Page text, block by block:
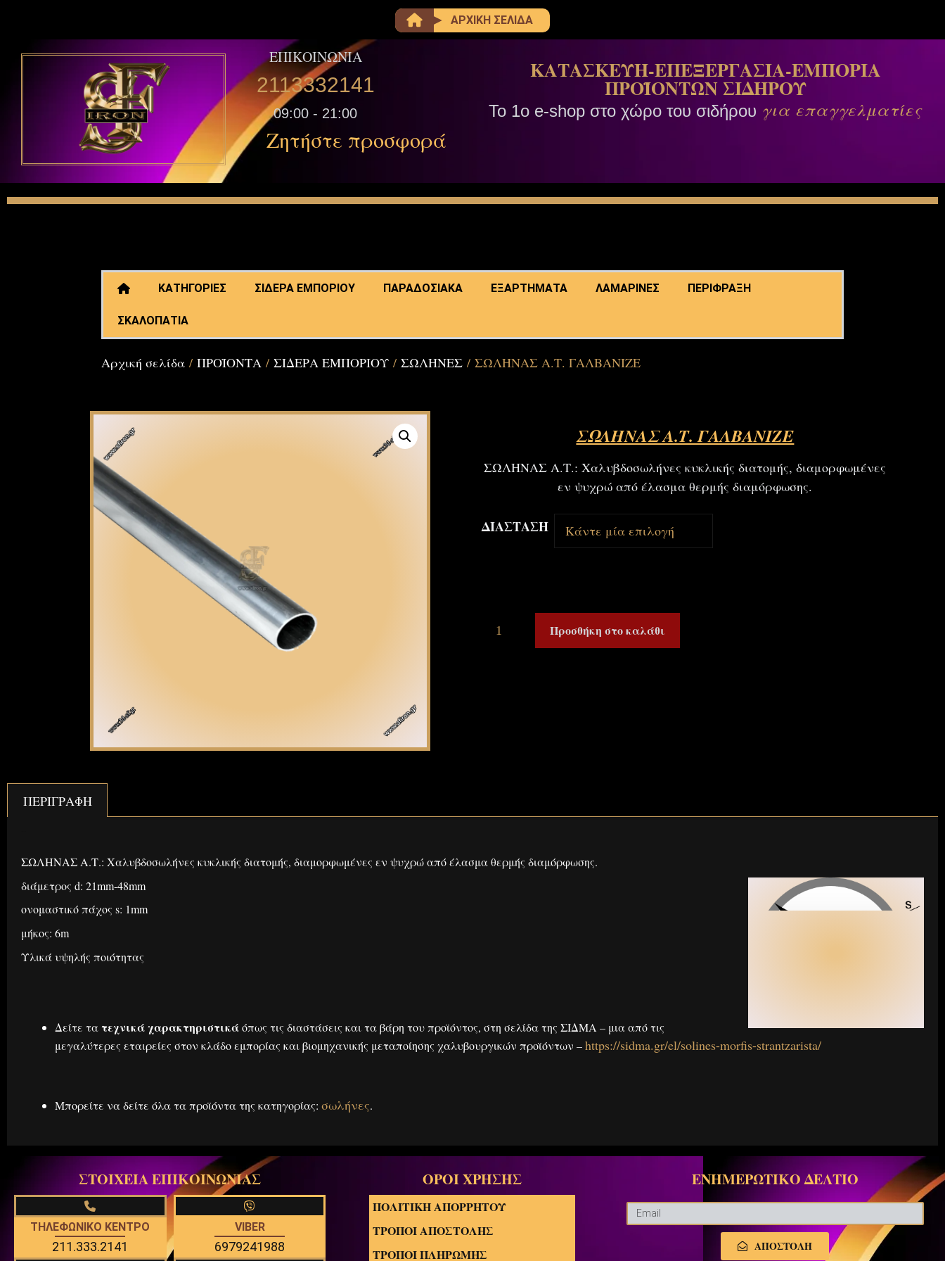
ΑΡΧΙΚΗ ΣΕΛΙΔΑ
ΕΠΙΚΟΙΝΩΝΙΑ
2113332141
09:00 - 21:00
Ζητήστε προσφορά
ΚΑΤΑΣΚΕΥΗ-ΕΠΕΞΕΡΓΑΣΙΑ-ΕΜΠΟΡΙΑ
ΠΡΟΪΟΝΤΩΝ ΣΙΔΗΡΟΥ
Το 1ο e-shop στο χώρο του σιδήρου για επαγγελματίες
ΚΑΤΗΓΟΡΙΕΣ ΣΙΔΕΡΑ ΕΜΠΟΡΙΟΥ ΠΑΡΑΔΟΣΙΑΚΑ ΕΞΑΡΤΗΜΑΤΑ ΛΑΜΑΡΙΝΕΣ ΠΕΡΙΦΡΑΞΗ
ΣΚΑΛΟΠΑΤΙΑ
Αρχική σελίδα /ΠΡΟΪΟΝΤΑ /ΣΙΔΕΡΑ ΕΜΠΟΡΙΟΥ /ΣΩΛΗΝΕΣ / ΣΩΛΗΝΑΣ Α.Τ. ΓΑΛΒΑΝΙΖΕ
ΣΩΛΗΝΑΣ Α.Τ. ΓΑΛΒΑΝΙΖΕ
ΣΩΛΗΝΑΣ Α.Τ.: Χαλυβδοσωλήνες κυκλικής διατομής, διαμορφωμένες
εν ψυχρώ από έλασμα θερμής διαμόρφωσης.
ΔΙΑΣΤΑΣΗ
Προσθήκη στο καλάθι
ΠΕΡΙΓΡΑΦΉ
ΣΩΛΗΝΑΣ Α.Τ.: Χαλυβδοσωλήνες κυκλικής διατομής, διαμορφωμένες εν ψυχρώ από έλασμα θερμής διαμόρφωσης.
διάμετρος d: 21mm-48mm
ονομαστικό πάχος s: 1mm
μήκος: 6m
Υλικά υψηλής ποιότητας
Δείτε τα τεχνικά χαρακτηριστικάόπως τις διαστάσεις και τα βάρη του προϊόντος, στη σελίδα της ΣΙΔΜΑ – μια από τις
μεγαλύτερες εταιρείες στον κλάδο εμπορίας και βιομηχανικής μεταποίησης χαλυβουργικών προϊόντων –https://sidma.gr/el/solines-morfis-strantzarista/
Μπορείτε να δείτε όλα τα προϊόντα της κατηγορίας: σωλήνες.
ΣΤΟΙΧΕΙΑ ΕΠΙΚΟΙΝΩΝΙΑΣ
ΤΗΛΕΦΩΝΙΚΟ ΚΕΝΤΡΟ
211.333.2141
VIBER
6979241988
ΟΡΟΙ ΧΡΗΣΗΣ
ΠΟΛΙΤΙΚΗ ΑΠΟΡΡΗΤΟΥ
ΤΡΟΠΟΙ ΑΠΟΣΤΟΛΗΣ
ΤΡΟΠΟΙ ΠΛΗΡΩΜΗΣ
ΕΝΗΜΕΡΩΤΙΚΟ ΔΕΛΤΙΟ
ΑΠΟΣΤΟΛΗ